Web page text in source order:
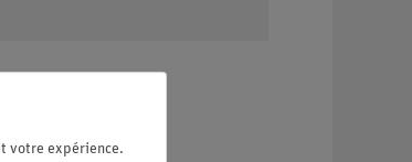
1
votre expérience.